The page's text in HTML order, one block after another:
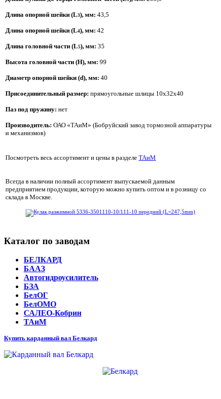
Длина опорной шейки (L3), мм: 43,5
Длина опорной шейки (L4), мм: 42
Длина головной части (L5), мм: 35
Высота головной части (Н), мм: 99
Диаметр опорной шейки (d), мм: 40
Присоединительный размер: прямоугольные шлицы 10x32x40
Паз под пружину: нет
Производитель: ОАО «ТАиМ» (Бобруйский завод тормозной аппаратуры
и механизмов)
Посмотреть весь ассортимент и цены в разделе ТАиМ
Всегда в наличии полный ассортимент выпускаемой данным
предприятием продукции, которую можно купить оптом и в розницу со
склада в Москве.
Каталог по заводам
БЕЛКАРД
БААЗ
Автогидроусилитель
БЗА
БелОГ
БелОМО
САЛЕО-Кобрин
ТАиМ
Купить карданный вал Белкард